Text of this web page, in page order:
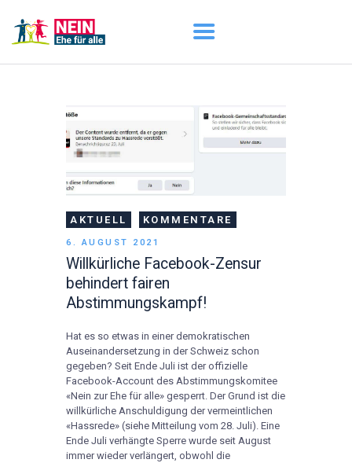
AKTUELL
DARUM GEHT ES
ÜBER UNS
DOWNLOADS
AKTUELL KOMMENTARE
6. AUGUST 2021
Willkürliche Facebook-Zensur
behindert fairen
Abstimmungskampf!
Hat es so etwas in einer demokratischen
Auseinandersetzung in der Schweiz schon
gegeben? Seit Ende Juli ist der offizielle
Facebook-Account des Abstimmungskomitee
«Nein zur Ehe für alle» gesperrt. Der Grund ist die
willkürliche Anschuldigung der vermeintlichen
«Hassrede» (siehe Mitteilung vom 28. Juli). Eine
Ende Juli verhängte Sperre wurde seit August
immer wieder verlängert, obwohl die